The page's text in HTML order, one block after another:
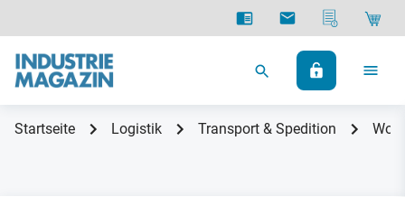
Startseite Logistik Transport & Spedition